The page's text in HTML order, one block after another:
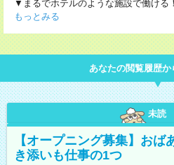
▼まるでホテルのような施設で働け
もっとみる
あなたの閲覧履歴か
未読
【オープニング募集】おば
き添いも仕事の1つ